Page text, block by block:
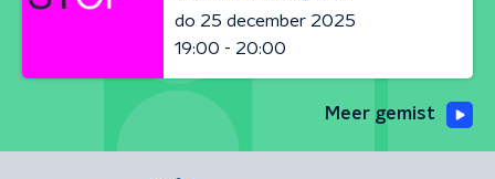
do 25 december 2025
19:00 - 20:00
Meer gemist